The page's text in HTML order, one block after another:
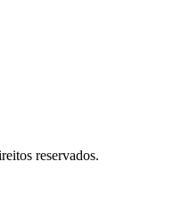
reservados.